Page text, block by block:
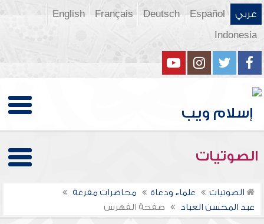
عربي Español
Deutsch
Français
English
Indonesia
الصوتيات
الصوتيات علماء ودعاة
محاضرات مفرغة
عبد المحسن العباد
صفحة الفهرس